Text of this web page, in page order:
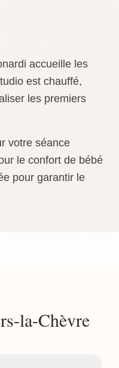
accueille les
est chauffé,
les premiers
votre séance
le confort de bébé
pour garantir le
la-Chèvre